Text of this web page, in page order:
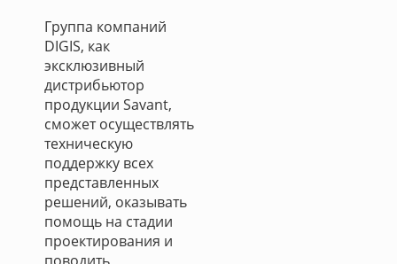
Группа компаний
DIGIS, как
эксклюзивный
дистрибьютор
продукции Savant,
сможет осуществлять
техническую
поддержку всех
представленных
решений, оказывать
помощь на стадии
проектирования и